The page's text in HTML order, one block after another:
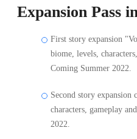
Expansion Pass
First story expansion
biome, levels,
Coming Summer 2022.
Second story
characters, gameplay
2022.